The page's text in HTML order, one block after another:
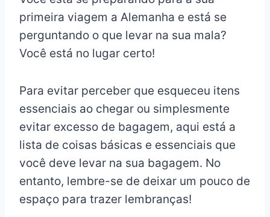
primeira viagem a Alemanha e está se
perguntando o que levar na sua mala?
Você está no lugar certo!
Para evitar perceber que esqueceu itens
essenciais ao chegar ou simplesmente
evitar excesso de bagagem, aqui está a
lista de coisas básicas e essenciais que
você deve levar na sua bagagem. No
entanto, lembre-se de deixar um pouco de
espaço para trazer lembranças!